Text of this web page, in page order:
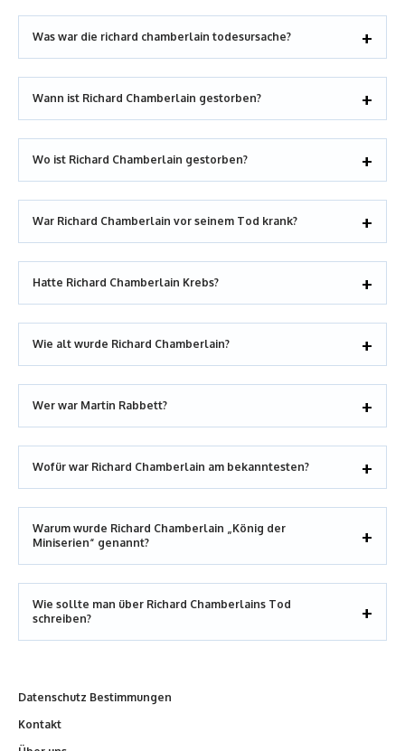
Was war die richard chamberlain todesursache?
Wann ist Richard Chamberlain gestorben?
Wo ist Richard Chamberlain gestorben?
War Richard Chamberlain vor seinem Tod krank?
Hatte Richard Chamberlain Krebs?
Wie alt wurde Richard Chamberlain?
Wer war Martin Rabbett?
Wofür war Richard Chamberlain am bekanntesten?
Warum wurde Richard Chamberlain „König der
Miniserien“ genannt?
Wie sollte man über Richard Chamberlains Tod
schreiben?
Datenschutz Bestimmungen
Kontakt